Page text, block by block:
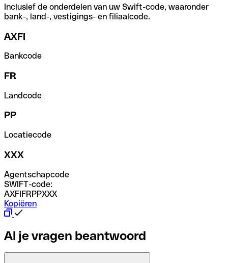
Inclusief de onderdelen van uw Swift-code, waaronder
bank-, land-, vestigings- en filiaalcode.
AXFI
Bankcode
FR
Landcode
PP
Locatiecode
XXX
Agentschapcode
SWIFT-code:
AXFIFRPPXXX
Kopiëren
Al je vragen beantwoord